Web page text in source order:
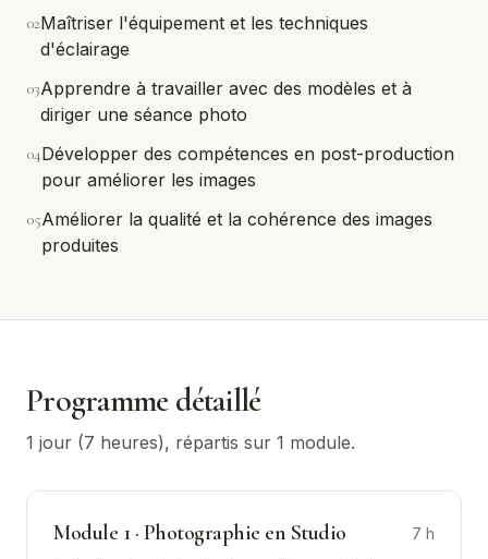
02Maîtriser l'équipement et les techniques
d'éclairage
03Apprendre à travailler avec des modèles et à
diriger une séance photo
04Développer des compétences en post-production
pour améliorer les images
05Améliorer la qualité et la cohérence des images
produites
Programme détaillé
1 jour (7 heures), répartis sur 1 module.
Module 1· Photographie en Studio 7 h